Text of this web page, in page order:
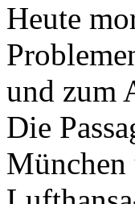
Heute
und zum
Die